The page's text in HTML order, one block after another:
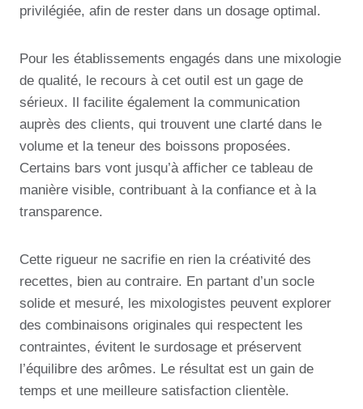
privilégiée, afin de rester dans un dosage optimal.
Pour les établissements engagés dans une mixologie
de qualité, le recours à cet outil est un gage de
sérieux. Il facilite également la communication
auprès des clients, qui trouvent une clarté dans le
volume et la teneur des boissons proposées.
Certains bars vont jusqu’à afficher ce tableau de
manière visible, contribuant à la confiance et à la
transparence.
Cette rigueur ne sacrifie en rien la créativité des
recettes, bien au contraire. En partant d’un socle
solide et mesuré, les mixologistes peuvent explorer
des combinaisons originales qui respectent les
contraintes, évitent le surdosage et préservent
l’équilibre des arômes. Le résultat est un gain de
temps et une meilleure satisfaction clientèle.